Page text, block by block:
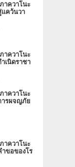
าควาโนะ
แคว้นวา
าควาโนะ
เนิดราชา
าควาโนะ
ารผจญภัย
าควาโนะ
ำขอของโร